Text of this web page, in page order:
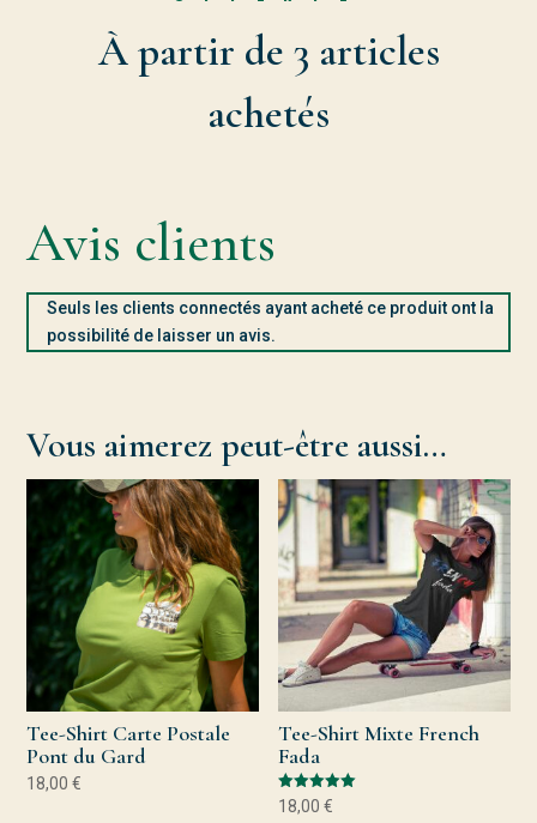
À partir de 3 articles
achetés
Avis clients
Seuls les clients connectés ayant acheté ce produit ont la
possibilité de laisser un avis.
Vous aimerez peut-être aussi…
Tee-Shirt Carte Postale
Pont du Gard
18,00€
Tee-Shirt Mixte French
Fada
Note
5.00
18,00€